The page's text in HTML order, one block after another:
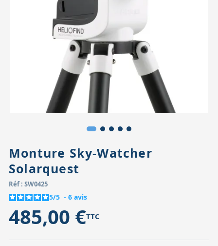
Accessoires pour montures
Pièces détachées
Monture Sky-Watcher
Solarquest
Réf : SW0425
5/5 - 6 avis
485,00 €TTC